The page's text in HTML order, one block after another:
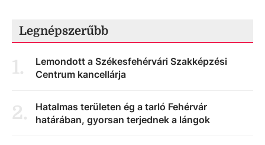
Legnépszerűbb
1.
Lemondott a Székesfehérvári Szakképzési
Centrum kancellárja
2.
Hatalmas területen ég a tarló Fehérvár
határában, gyorsan terjednek a lángok